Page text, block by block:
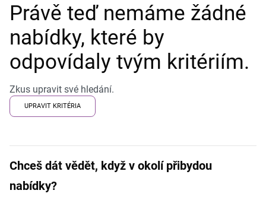
Právě teď nemáme žádné
nabídky, které by
odpovídaly tvým kritériím.
Zkus upravit své hledání.
UPRAVIT KRITÉRIA
Chceš dát vědět, když v okolí přibydou
nabídky?